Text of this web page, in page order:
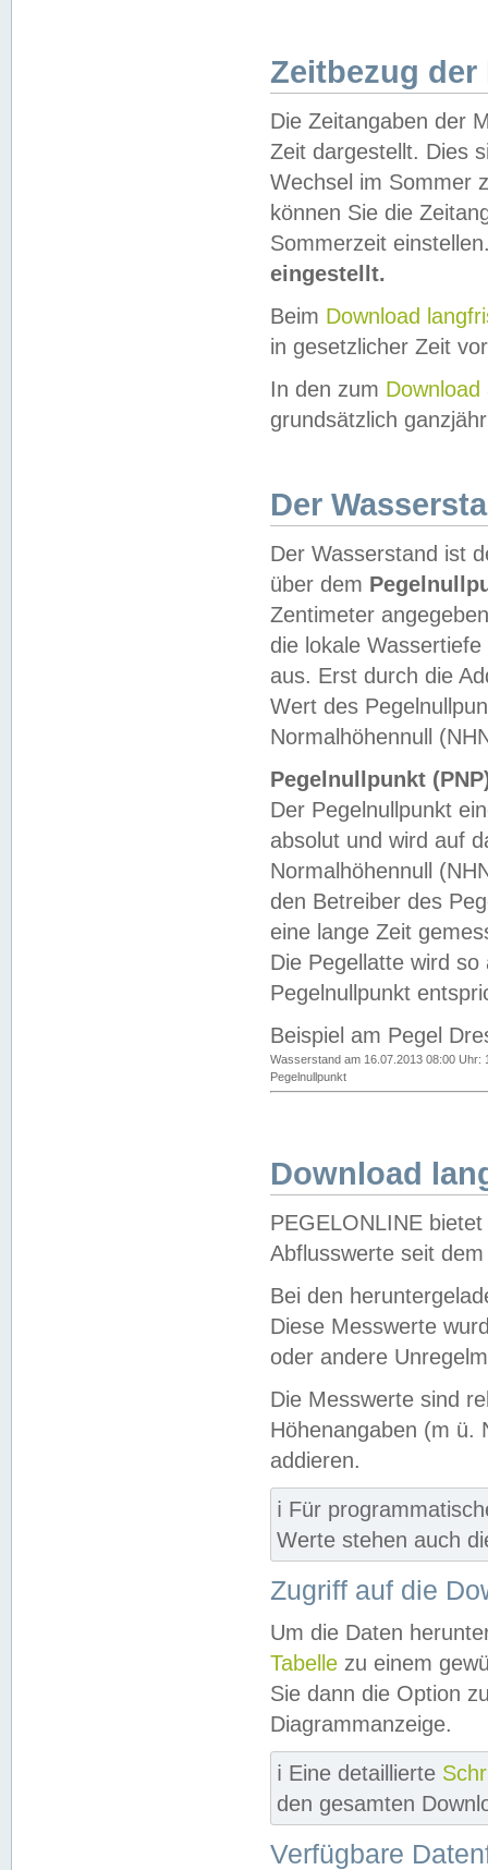
Zeitbezug der
Die Zeitangaben der
Zeit dargestellt. Dies
Wechsel im Sommer
können Sie die
Sommerzeit
eingestellt.
Beim Download
in gesetzlicher Zeit
In den zum Download
grundsätzlich
Der
Der Wasserstand ist
über dem
Zentimeter
die lokale
aus. Erst durch die
Wert des
Normalhöhennull
Pegelnullpunkt
Der Pegelnullpunkt
absolut und wird auf
Normalhöhennull
den Betreiber des
eine lange Zeit
Die Pegellatte wird
Pegelnullpunkt
Beispiel am Pegel
Wasserstand am 16.07.2013 08:00 Uhr:
Pegelnullpunkt
Download
PEGELONLINE
Abflusswerte seit
Bei den
Diese Messwerte
oder andere
Die Messwerte sind
Höhenangaben (m ü.
addieren.
ℹ️ Für
Werte stehen auch
Zugriff auf die
Um die Daten
Tabelle zu einem
Sie dann die Option
Diagrammanzeige.
ℹ️ Eine detaillierte
den gesamten
Verfügbare